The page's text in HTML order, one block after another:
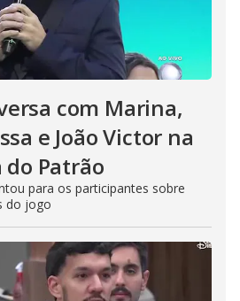
com Marina,
e João Victor na
do Patrão
para os participantes sobre
do jogo